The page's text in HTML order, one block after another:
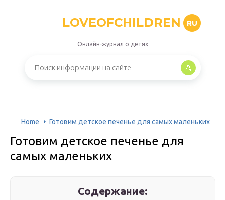
LOVEOFCHILDREN RU
Онлайн-журнал о детях
Home Готовим детское печенье для самых маленьких
Готовим детское печенье для
самых маленьких
Содержание: